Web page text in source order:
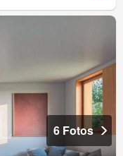
6 Fotos